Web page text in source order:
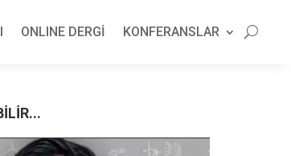
ONLINE DERGİ KONFERANSLAR